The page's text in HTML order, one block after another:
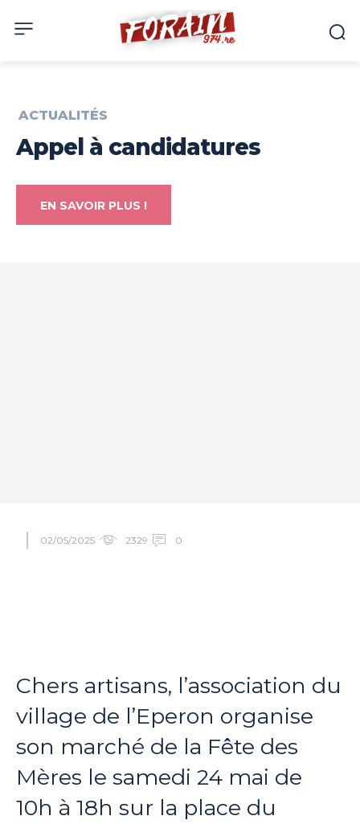
ACTUALITÉS
Appel à candidatures
EN SAVOIR PLUS !
02/05/2025 2329 0
Chers artisans, l’association du
village de l’Eperon organise
son marché de la Fête des
Mères le samedi 24 mai de
10h à 18h sur la place du